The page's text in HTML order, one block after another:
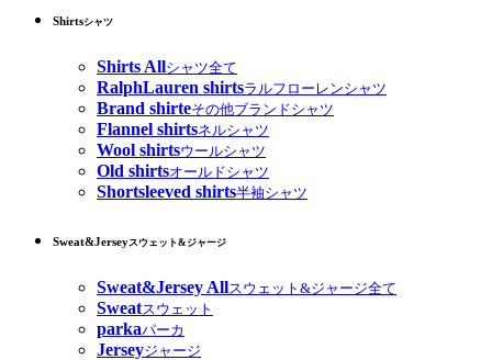
Shirtsシャツ
Shirts Allシャツ全て
RalphLauren shirtsラルフローレンシャツ
Brand shirteその他ブランドシャツ
Flannel shirtsネルシャツ
Wool shirtsウールシャツ
Old shirtsオールドシャツ
Shortsleeved shirts半袖シャツ
Sweat&Jerseyスウェット&ジャージ
Sweat&Jersey Allスウェット&ジャージ全て
Sweatスウェット
parkaパーカ
Jerseyジャージ